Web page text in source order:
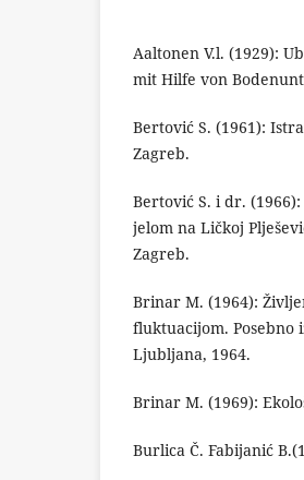
Aaltonen V.l. (1929):
mit Hilfe von
Bertović S. (1961):
Zagreb.
Bertović S. i dr.
jelom na Ličkoj
Zagreb.
Brinar M. (1964):
fluktuacijom. Posebno
Ljubljana, 1964.
Brinar M. (1969):
Burlica Č. Fabijanić